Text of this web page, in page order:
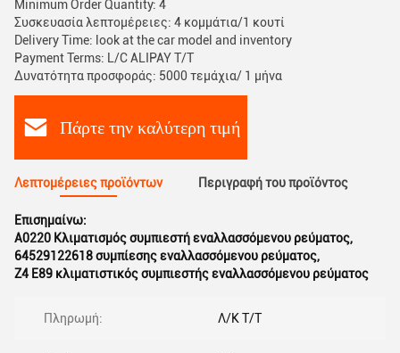
Minimum Order Quantity: 4
Συσκευασία λεπτομέρειες: 4 κομμάτια/1 κουτί
Delivery Time: look at the car model and inventory
Payment Terms: L/C ALIPAY T/T
Δυνατότητα προσφοράς: 5000 τεμάχια/ 1 μήνα
Πάρτε την καλύτερη τιμή
Λεπτομέρειες προϊόντων Περιγραφή του προϊόντος
Επισημαίνω:
Α0220 Κλιματισμός συμπιεστή εναλλασσόμενου ρεύματος,
64529122618 συμπίεσης εναλλασσόμενου ρεύματος,
Z4 E89 κλιματιστικός συμπιεστής εναλλασσόμενου ρεύματος
Πληρωμή: Λ/Κ Τ/Τ